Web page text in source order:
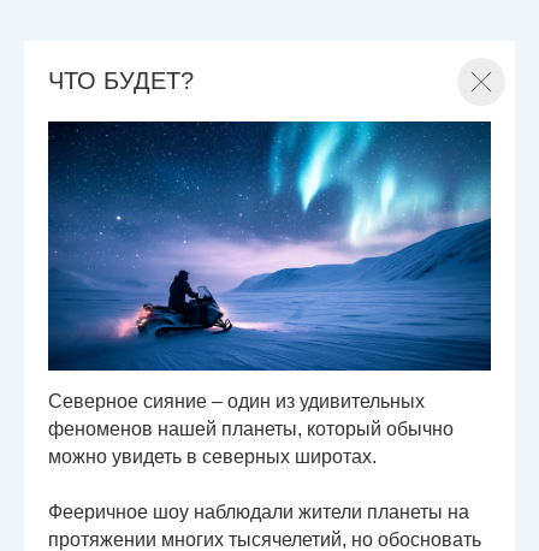
ЧТО БУДЕТ?
Северное сияние – один из удивительных
феноменов нашей планеты, который обычно
можно увидеть в северных широтах.
Фееричное шоу наблюдали жители планеты на
протяжении многих тысячелетий, но обосновать